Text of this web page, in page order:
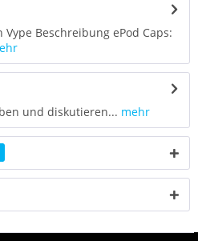
Beschreibung ePod Caps:
und diskutieren... mehr